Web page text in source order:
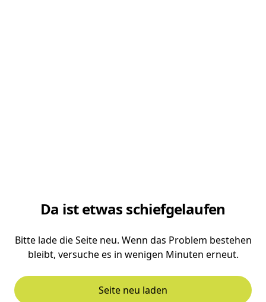
Da ist etwas schiefgelaufen
Bitte lade die Seite neu. Wenn das Problem bestehen
bleibt, versuche es in wenigen Minuten erneut.
Seite neu laden